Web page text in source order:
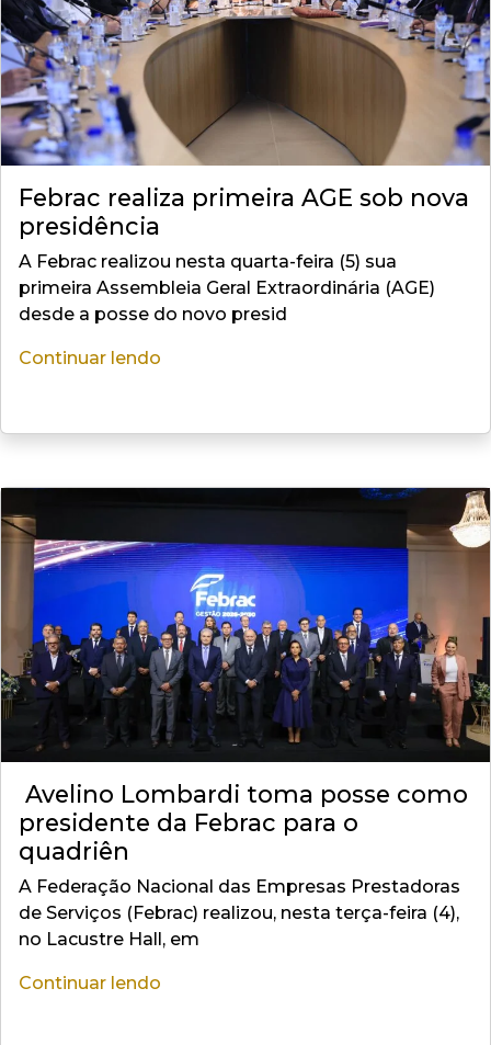
Febrac realiza primeira AGE sob nova
presidência
A Febrac realizou nesta quarta-feira (5) sua
primeira Assembleia Geral Extraordinária (AGE)
desde a posse do novo presid
Continuar lendo
Avelino Lombardi toma posse como
presidente da Febrac para o
quadriên
A Federação Nacional das Empresas Prestadoras
de Serviços (Febrac) realizou, nesta terça-feira (4),
no Lacustre Hall, em
Continuar lendo